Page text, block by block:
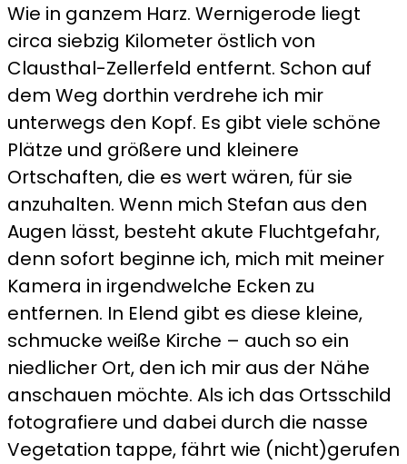
Wie in ganzem Harz. Wernigerode liegt
circa siebzig Kilometer östlich von
Clausthal-Zellerfeld entfernt. Schon auf
dem Weg dorthin verdrehe ich mir
unterwegs den Kopf. Es gibt viele schöne
Plätze und größere und kleinere
Ortschaften, die es wert wären, für sie
anzuhalten. Wenn mich Stefan aus den
Augen lässt, besteht akute Fluchtgefahr,
denn sofort beginne ich, mich mit meiner
Kamera in irgendwelche Ecken zu
entfernen. In Elend gibt es diese kleine,
schmucke weiße Kirche – auch so ein
niedlicher Ort, den ich mir aus der Nähe
anschauen möchte. Als ich das Ortsschild
fotografiere und dabei durch die nasse
Vegetation tappe, fährt wie (nicht)gerufen